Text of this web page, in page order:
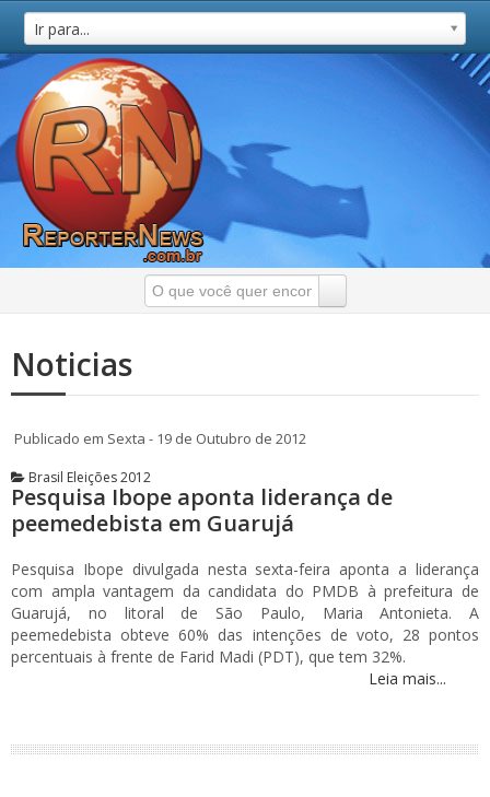
Ir para...
Noticias
Publicado em Sexta - 19 de Outubro de 2012
Brasil Eleições 2012
Pesquisa Ibope aponta liderança de
peemedebista em Guarujá
Pesquisa Ibope divulgada nesta sexta-feira aponta a liderança
com ampla vantagem da candidata do PMDB à prefeitura de
Guarujá, no litoral de São Paulo, Maria Antonieta. A
peemedebista obteve 60% das intenções de voto, 28 pontos
percentuais à frente de Farid Madi (PDT), que tem 32%.
Leia mais...